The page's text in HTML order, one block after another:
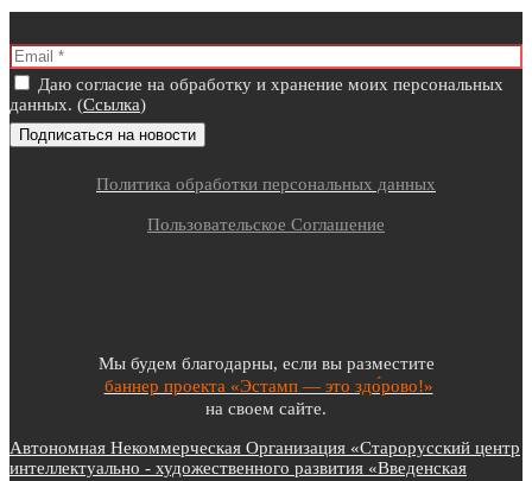
Даю согласие на обработку и хранение моих персональных
данных. (Ссылка)
Политика обработки персональных данных
Пользовательское Соглашение
Мы будем благодарны, если вы разместите
баннер проекта «Эстамп — это здо́рово!»
на своем сайте.
Автономная Некоммерческая Организация «Старорусский центр
интеллектуально - художественного развития «Введенская